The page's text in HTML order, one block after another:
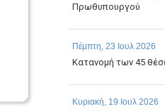
Πρωθυπουργού
Πέμπτη, 23 Ιουλ 2026
Κατανομή των 45
Κυριακή, 19 Ιουλ 2026